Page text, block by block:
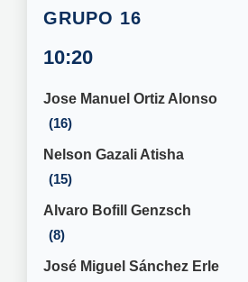
16
10:20
Jose Manuel Ortiz Alonso
16
Nelson Gazali Atisha
15
Alvaro Bofill Genzsch
8
José Miguel Sánchez Erle